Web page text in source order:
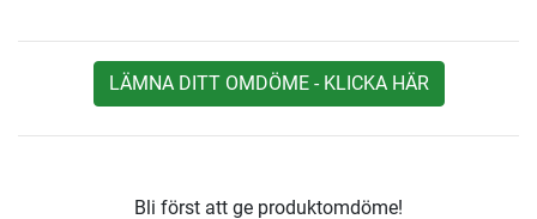
LÄMNA DITT OMDÖME - KLICKA HÄR
Bli först att ge produktomdöme!